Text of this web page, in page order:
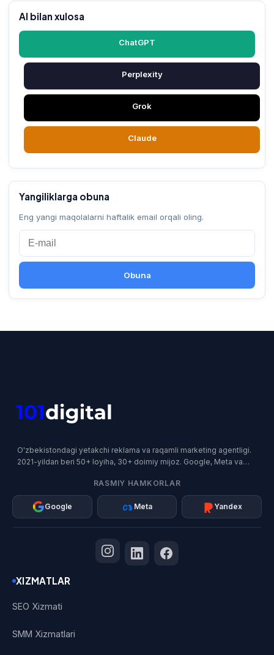
AI bilan xulosa
ChatGPT
Perplexity
Grok
Claude
Yangiliklarga obuna
Eng yangi maqolalarni haftalik email orqali oling.
Obuna
O'zbekistondagi yetakchi reklama va raqamli marketing agentligi.
2021-yildan beri 50+ loyiha, 30+ doimiy mijoz. Google, Meta va
RASMIY HAMKORLAR
Google Meta Yandex
XIZMATLAR
SEO Xizmati
SMM Xizmatlari